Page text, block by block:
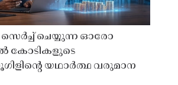
ചെയ്യുന്ന ഓരോ
കോടികളുടെ
യഥാർത്ഥ വരുമാന